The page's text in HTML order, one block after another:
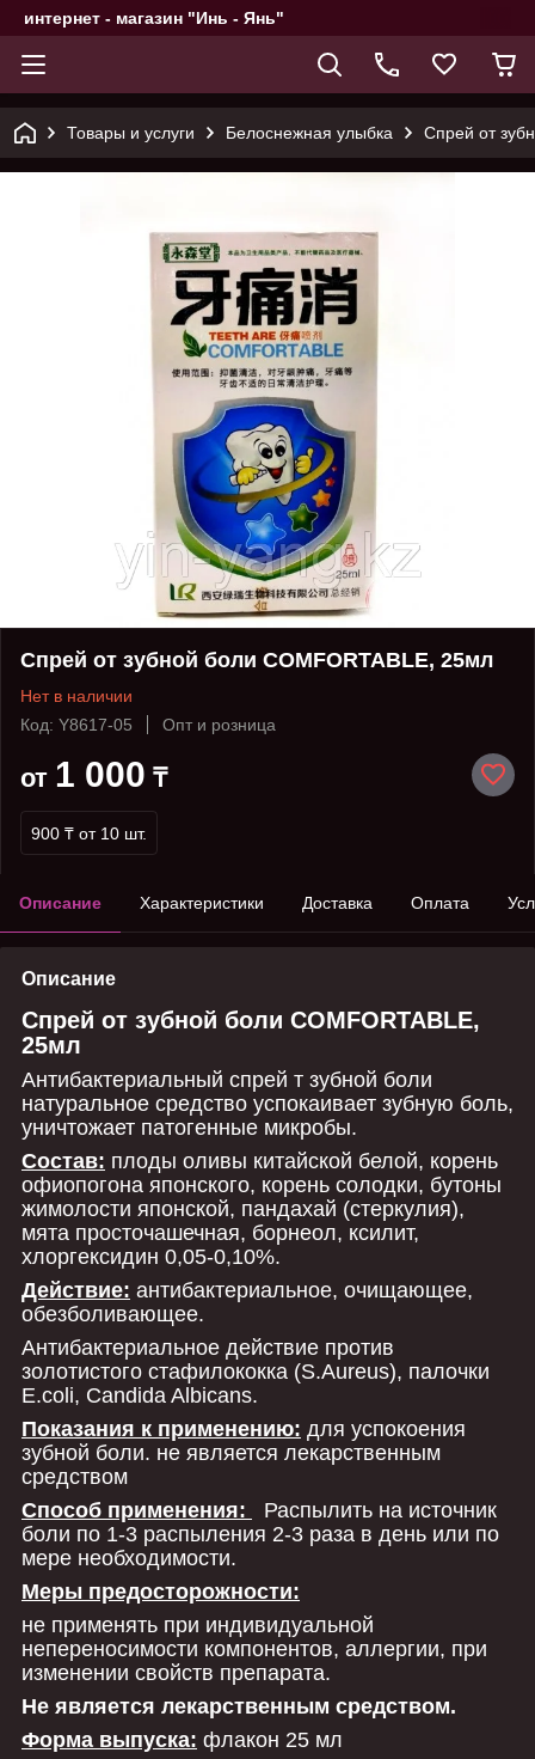
интернет - магазин "Инь - Янь"
Товары и услуги Белоснежная улыбка Спрей от
Спрей от зубной боли COMFORTABLE, 25мл
Нет в наличии
Код: Y8617-05
Опт и розница
от 1 000 ₸
900 ₸ от 10 шт.
Описание Характеристики Доставка Оплата
Описание
Спрей от зубной боли COMFORTABLE,
25мл
Антибактериальный спрей т зубной боли
натуральное средство успокаивает зубную боль,
уничтожает патогенные микробы.
Состав: плоды оливы китайской белой, корень
офиопогона японского, корень солодки, бутоны
жимолости японской, пандахай (стеркулия),
мята просточашечная, борнеол, ксилит,
хлоргексидин 0,05-0,10%.
Действие: антибактериальное, очищающее,
обезболивающее.
Антибактериальное действие против
золотистого стафилококка (S.Aureus), палочки
E.coli, Candida Albicans.
Показания к применению: для успокоения
зубной боли. не является лекарственным
средством
Способ применения:
Распылить на источник
боли по 1-3 распыления 2-3 раза в день или по
мере необходимости.
Меры предосторожности:
не применять при индивидуальной
непереносимости компонентов, аллергии, при
изменении свойств препарата.
Не является лекарственным средством.
Форма выпуска: флакон 25 мл